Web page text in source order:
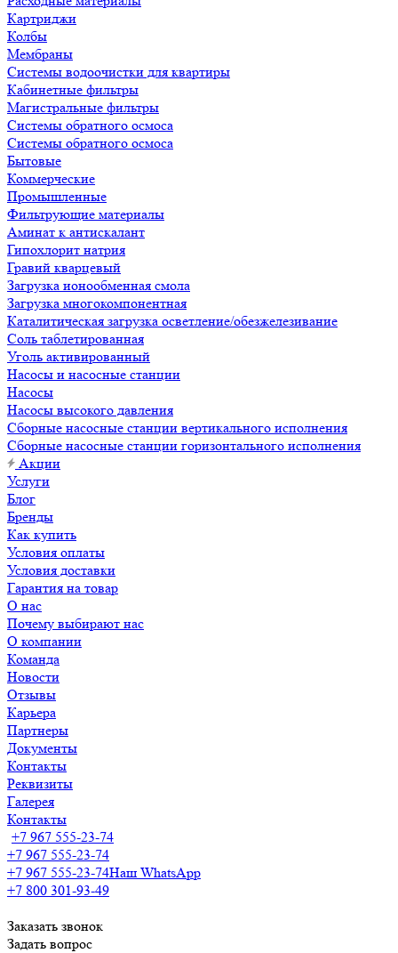
Картриджи
Колбы
Мембраны
Системы водоочистки для квартиры
Кабинетные фильтры
Магистральные фильтры
Системы обратного осмоса
Системы обратного осмоса
Бытовые
Коммерческие
Промышленные
Фильтрующие материалы
Аминат к антискалант
Гипохлорит натрия
Гравий кварцевый
Загрузка ионообменная смола
Загрузка многокомпонентная
Каталитическая загрузка осветление/обезжелезивание
Соль таблетированная
Уголь активированный
Насосы и насосные станции
Насосы
Насосы высокого давления
Сборные насосные станции вертикального исполнения
Сборные насосные станции горизонтального исполнения
Акции
Услуги
Блог
Бренды
Как купить
Условия оплаты
Условия доставки
Гарантия на товар
О нас
Почему выбирают нас
О компании
Команда
Новости
Отзывы
Карьера
Партнеры
Документы
Контакты
Реквизиты
Галерея
Контакты
+7 967 555-23-74
+7 967 555-23-74
+7 967 555-23-74Наш WhatsApp
+7 800 301-93-49
Заказать звонок
Задать вопрос